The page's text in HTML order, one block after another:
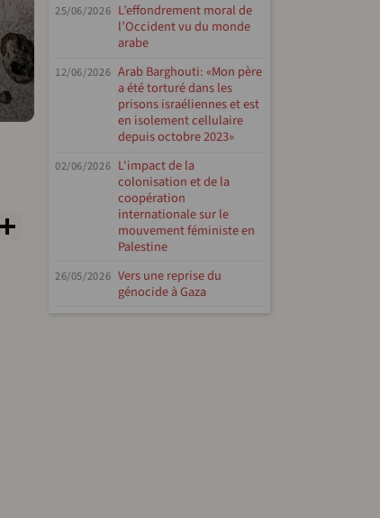
PrintFriendly
25/06/2026 L’effondrement moral de
l’Occident vu du monde
arabe
12/06/2026 Arab Barghouti: «Mon père
a été torturé dans les
prisons israéliennes et est
en isolement cellulaire
depuis octobre 2023»
02/06/2026 L'impact de la
colonisation et de la
coopération
internationale sur le
mouvement féministe en
Palestine
26/05/2026 Vers une reprise du
génocide à Gaza